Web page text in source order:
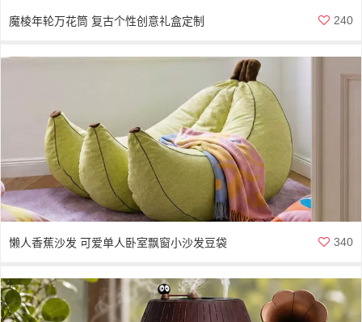
魔棱年轮万花筒 复古个性创意礼盒定制 240
懒人香蕉沙发 可爱单人卧室飘窗小沙发豆袋 340